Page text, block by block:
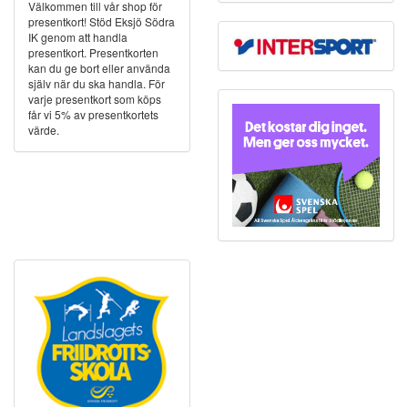
Välkommen till vår shop för
presentkort! Stöd Eksjö Södra
IK genom att handla
presentkort. Presentkorten
kan du ge bort eller använda
själv när du ska handla. För
varje presentkort som köps
får vi 5% av presentkortets
värde.